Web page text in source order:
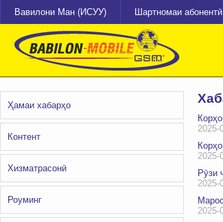
Вавилони Ман (ИСУУ) Шартномаи абонентӣ
Ҳамаи хабарҳо
Контент
Хизматрасонӣ
Роуминг
2025-
2025-
Рӯзи
2025-
2025-